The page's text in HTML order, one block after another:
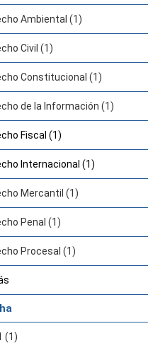
Ambiental (1)
Civil (1)
Constitucional (1)
de la Información (1)
Fiscal (1)
Internacional (1)
Mercantil (1)
Penal (1)
Procesal (1)
(1)